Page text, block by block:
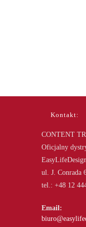
Kontakt:
CONTENT
Oficjalny
ul. J. Conrada
tel.: +48 12
Email: